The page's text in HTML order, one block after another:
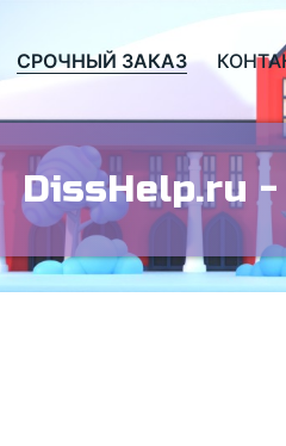
СРОЧНЫЙ ЗАКАЗ
DissHelp.ru